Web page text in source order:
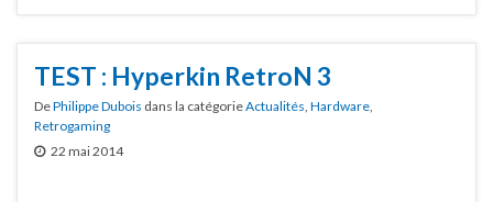
TEST : Hyperkin RetroN 3
DePhilippe Dubois dans la catégorieActualités Hardware
Retrogaming
22 mai 2014